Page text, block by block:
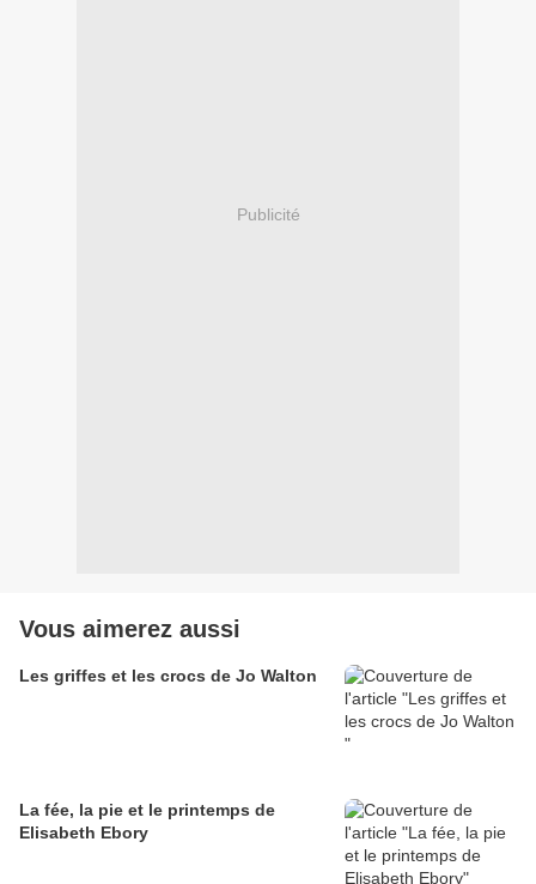
Publicité
Vous aimerez aussi
Les griffes et les crocs de Jo Walton
La fée, la pie et le printemps de
Elisabeth Ebory